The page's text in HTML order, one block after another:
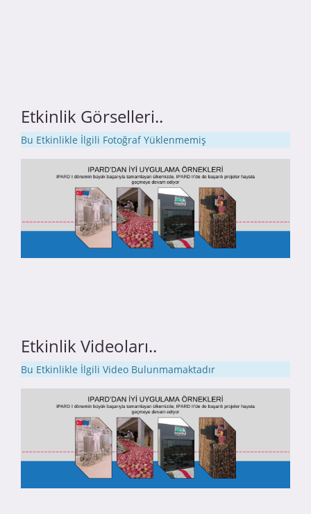
Etkinlik Görselleri..
Bu Etkinlikle İlgili Fotoğraf Yüklenmemiş
Etkinlik Videoları..
Bu Etkinlikle İlgili Video Bulunmamaktadır